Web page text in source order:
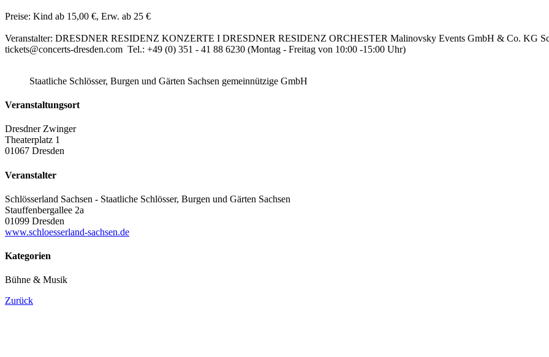
Preise: Kind ab 15,00 €, Erw. ab 25 €
Veranstalter: DRESDNER RESIDENZ KONZERTE I DRESDNER RESIDENZ ORCHESTER Malinovsky Events GmbH & Co. KG
tickets@concerts-dresden.com Tel.: +49 (0) 351 - 41 88 6230 (Montag - Freitag von 10:00 -15:00 Uhr)
Staatliche Schlösser, Burgen und Gärten Sachsen gemeinnützige GmbH
Veranstaltungsort
Dresdner Zwinger
Theaterplatz 1
01067 Dresden
Veranstalter
Schlösserland Sachsen - Staatliche Schlösser, Burgen und Gärten Sachsen
Stauffenbergallee 2a
01099 Dresden
www.schloesserland-sachsen.de
Kategorien
Bühne & Musik
Zurück